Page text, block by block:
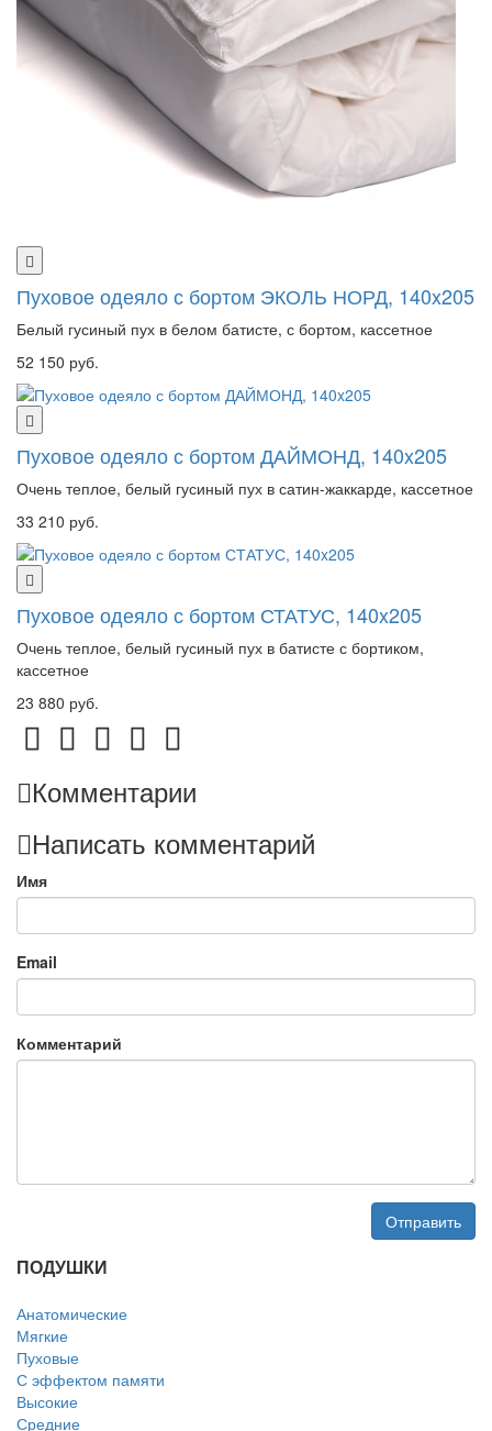
Пуховое одеяло с бортом ЭКОЛЬ НОРД, 140x205
Белый гусиный пух в белом батисте, с бортом, кассетное
52 150 руб.
Пуховое одеяло с бортом ДАЙМОНД, 140x205
Очень теплое, белый гусиный пух в сатин-жаккарде, кассетное
33 210 руб.
Пуховое одеяло с бортом СТАТУС, 140x205
Очень теплое, белый гусиный пух в батисте с бортиком,
кассетное
23 880 руб.
Комментарии
Написать комментарий
Имя
Email
Комментарий
Отправить
ПОДУШКИ
Анатомические
Мягкие
Пуховые
С эффектом памяти
Высокие
Средние